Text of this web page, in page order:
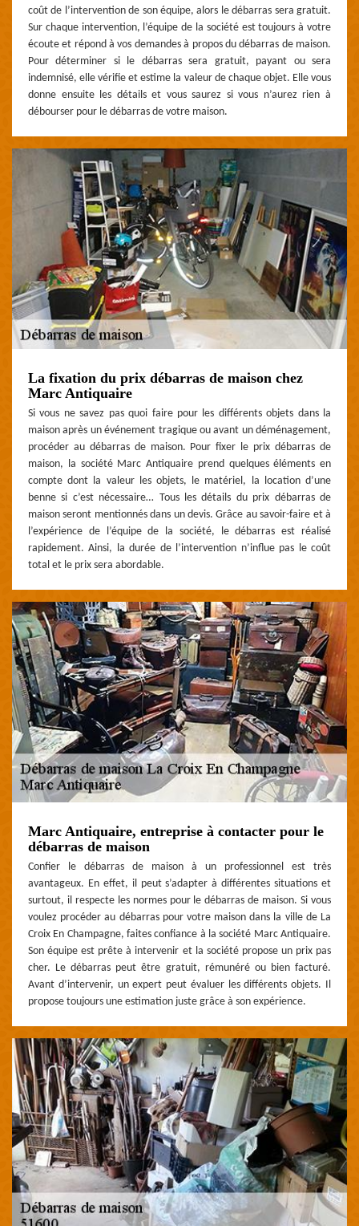
coût de l’intervention de son équipe, alors le débarras sera gratuit.
Sur chaque intervention, l’équipe de la société est toujours à votre
écoute et répond à vos demandes à propos du débarras de maison.
Pour déterminer si le débarras sera gratuit, payant ou sera
indemnisé, elle vérifie et estime la valeur de chaque objet. Elle vous
donne ensuite les détails et vous saurez si vous n’aurez rien à
débourser pour le débarras de votre maison.
La fixation du prix débarras de maison chez
Marc Antiquaire
Si vous ne savez pas quoi faire pour les différents objets dans la
maison après un événement tragique ou avant un déménagement,
procéder au débarras de maison. Pour fixer le prix débarras de
maison, la société Marc Antiquaire prend quelques éléments en
compte dont la valeur les objets, le matériel, la location d’une
benne si c’est nécessaire… Tous les détails du prix débarras de
maison seront mentionnés dans un devis. Grâce au savoir-faire et à
l’expérience de l’équipe de la société, le débarras est réalisé
rapidement. Ainsi, la durée de l’intervention n’influe pas le coût
total et le prix sera abordable.
Marc Antiquaire, entreprise à contacter pour le
débarras de maison
Confier le débarras de maison à un professionnel est très
avantageux. En effet, il peut s’adapter à différentes situations et
surtout, il respecte les normes pour le débarras de maison. Si vous
voulez procéder au débarras pour votre maison dans la ville de La
Croix En Champagne, faites confiance à la société Marc Antiquaire.
Son équipe est prête à intervenir et la société propose un prix pas
cher. Le débarras peut être gratuit, rémunéré ou bien facturé.
Avant d’intervenir, un expert peut évaluer les différents objets. Il
propose toujours une estimation juste grâce à son expérience.